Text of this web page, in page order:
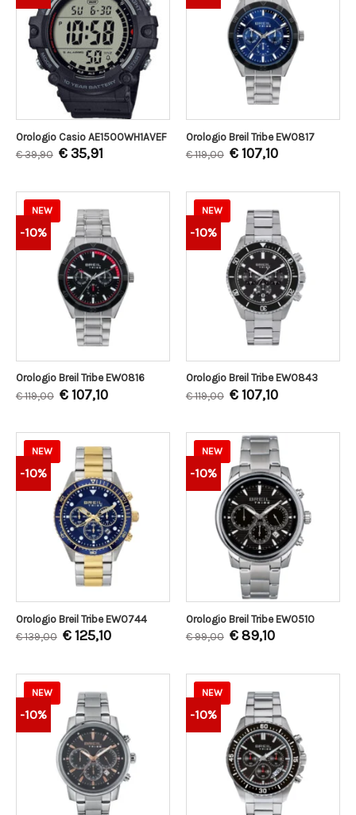
Orologio Casio AE1500WH1AVEF
€39,90 €35,91
Orologio Breil Tribe EW0817
€119,00 €107,10
-10%
NEW
Orologio Breil Tribe EW0816
€119,00 €107,10
-10%
NEW
Orologio Breil Tribe EW0843
€119,00 €107,10
-10%
NEW
Orologio Breil Tribe EW0744
€139,00 €125,10
-10%
NEW
Orologio Breil Tribe EW0510
€99,00 €89,10
-10%
NEW
-10%
NEW